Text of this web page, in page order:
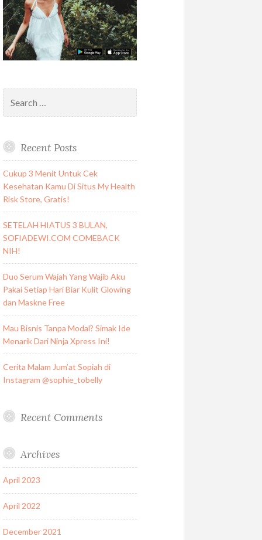
for:
Recent Posts
Cukup 3 Menit Untuk Cek
Kesehatan Kamu Di Situs My Health
Risk Store, Gratis!
SETELAH HIATUS 3 BULAN,
SOFIADEWI.COM COMEBACK
NIH!
Duo Serum Wajah Yang Wajib Aku
Pakai Setiap Hari Biar Kulit Glowing
dan Maskne Free
Mau Bisnis Tanpa Modal? Simak Ide
Menarik Dari Ninja Xpress Ini!
Cerita Malam Jum’at Sopiah di
Instagram @sophie_tobelly
Recent Comments
Archives
April 2023
April 2022
December 2021